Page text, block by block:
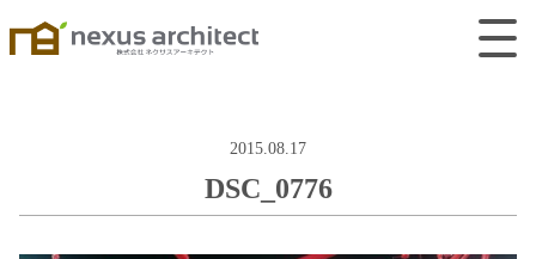
2015.08.17
DSC_0776